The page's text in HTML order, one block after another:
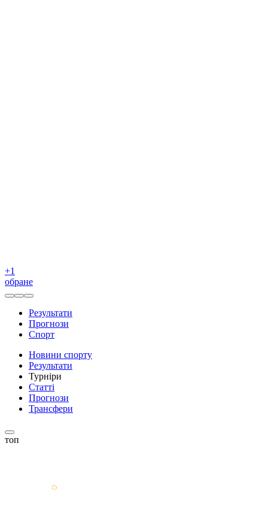
+1
обране
Результати
Прогнози
Спорт
Новини спорту
Результати
Турніри
Статті
Прогнози
Трансфери
топ